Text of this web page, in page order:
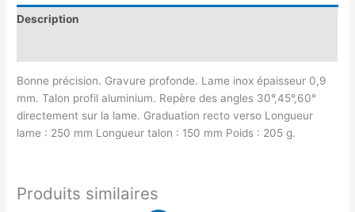
Description
Bonne précision. Gravure profonde. Lame inox épaisseur 0,9
mm. Talon profil aluminium. Repère des angles 30°,45°,60°
directement sur la lame. Graduation recto verso Longueur
lame : 250 mm Longueur talon : 150 mm Poids : 205 g.
Produits similaires